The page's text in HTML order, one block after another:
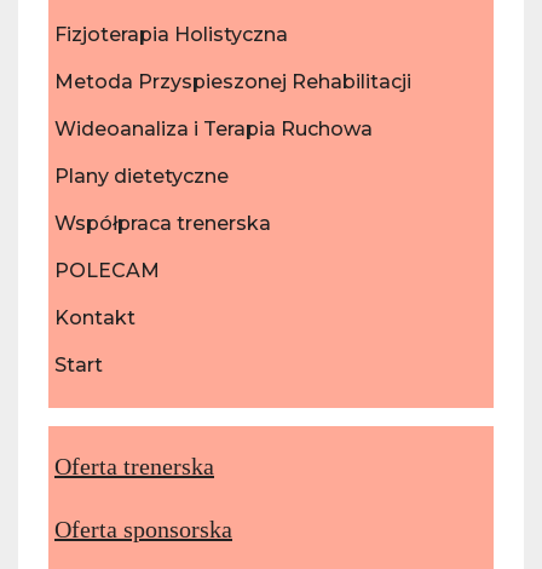
Fizjoterapia Holistyczna
Metoda Przyspieszonej Rehabilitacji
Wideoanaliza i Terapia Ruchowa
Plany dietetyczne
Współpraca trenerska
POLECAM
Kontakt
Start
Oferta trenerska
Oferta sponsorska